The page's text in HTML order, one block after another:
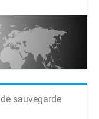
sauvegarde